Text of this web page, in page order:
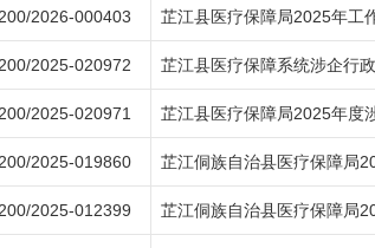
2026-000403 芷江县医疗保障局2025年工
2025-020972 芷江县医疗保障系统涉企行
2025-020971 芷江县医疗保障局2025年度
2025-019860 芷江侗族自治县医疗保障局
2025-012399 芷江侗族自治县医疗保障局